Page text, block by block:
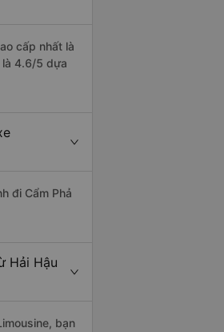
cấp nhất là
là 4.6/5 dựa
đi Cẩm Phả
Hải Hậu
bạn